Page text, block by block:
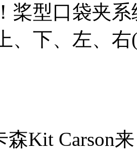
桨型口袋夹
、下、左、
Kit Carson